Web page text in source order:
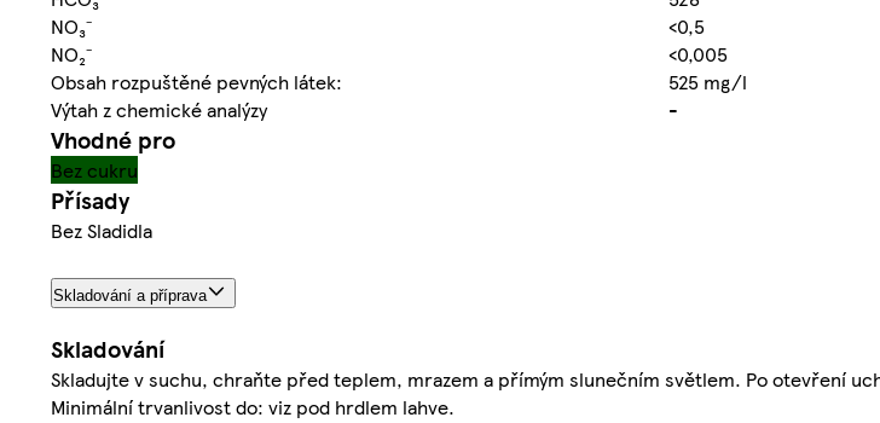
NO₃⁻
<0,5
NO₂⁻
<0,005
Obsah rozpuštěné pevných látek:
525 mg/l
Výtah z chemické analýzy
-
Vhodné pro
Bez cukru
Přísady
Bez Sladidla
Skladování a příprava
Skladování
Skladujte v suchu, chraňte před teplem, mrazem a přímým slunečním světlem. Po otevření
Minimální trvanlivost do: viz pod hrdlem lahve.